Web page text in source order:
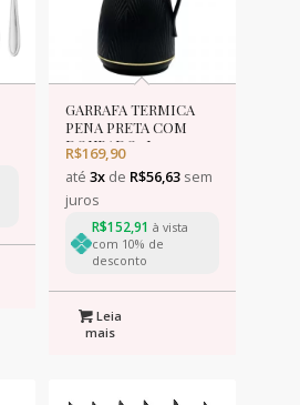
GARRAFA TERMICA
PENA PRETA COM
DOURADO 1L
R$169,90
até 3xde R$56,63sem
juros
R$152,91 à vista
com 10% de
desconto
Leia
mais